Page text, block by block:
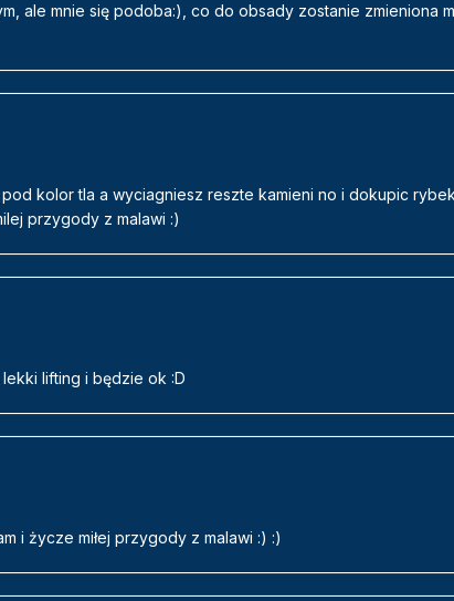
ale mnie się podoba:), co do obsady zostanie zmieniona
kolor tla a wyciagniesz reszte kamieni no i dokupic
przygody z malawi :)
lekki lifting i będzie ok :D
i życze miłej przygody z malawi :) :)